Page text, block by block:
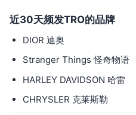
近30天频发TRO的品牌
DIOR 迪奥
Stranger Things 怪奇物语
HARLEY DAVIDSON 哈雷
CHRYSLER 克莱斯勒